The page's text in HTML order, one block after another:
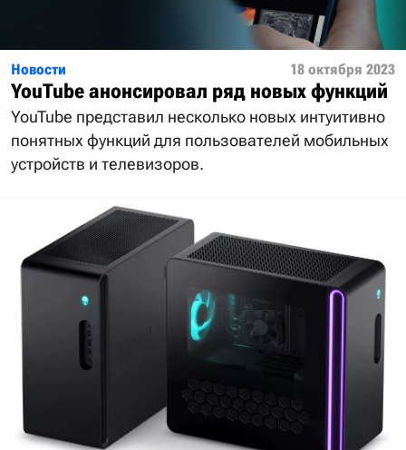
Новости 18 октября 2023
YouTube анонсировал ряд новых функций
YouTube представил несколько новых интуитивно
понятных функций для пользователей мобильных
устройств и телевизоров.